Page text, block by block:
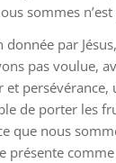
sommes
par
pas
de porter les
que nous
présente